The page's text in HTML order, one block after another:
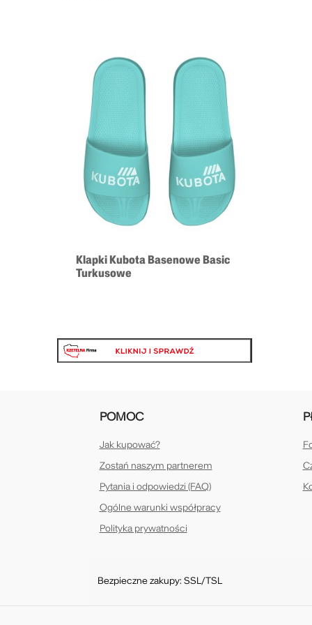
Klapki Kubota Basenowe Basic
Turkusowe
POMOC
Jak kupować?
Zostań naszym partnerem
Pytania i odpowiedzi (FAQ)
Ogólne warunki współpracy
Polityka prywatności
Bezpieczne zakupy: SSL/TSL